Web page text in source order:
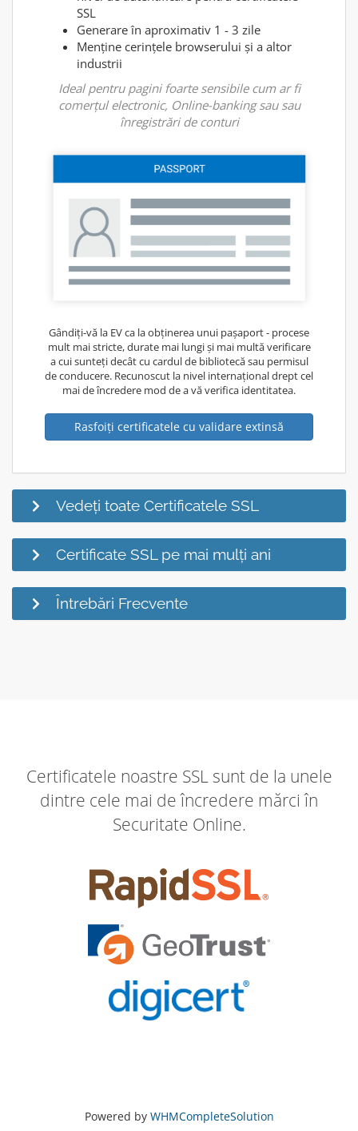
SSL
Generare în aproximativ 1 - 3 zile
Menține cerințele browserului și a altor
industrii
Ideal pentru pagini foarte sensibile cum ar fi
comerțul electronic, Online-banking sau sau
înregistrări de conturi
Gândiți-vă la EV ca la obținerea unui pașaport - procese
mult mai stricte, durate mai lungi și mai multă verificare
a cui sunteți decât cu cardul de bibliotecă sau permisul
de conducere. Recunoscut la nivel internațional drept cel
mai de încredere mod de a vă verifica identitatea.
Rasfoiți certificatele cu validare extinsă
Vedeți toate Certificatele SSL
Certificate SSL pe mai mulți ani
Întrebări Frecvente
Certificatele noastre SSL sunt de la unele
dintre cele mai de încredere mărci în
Securitate Online.
Powered by WHMCompleteSolution